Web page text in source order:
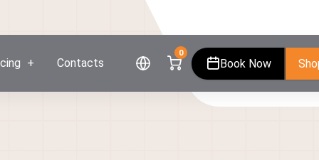
Contacts
0
Book Now